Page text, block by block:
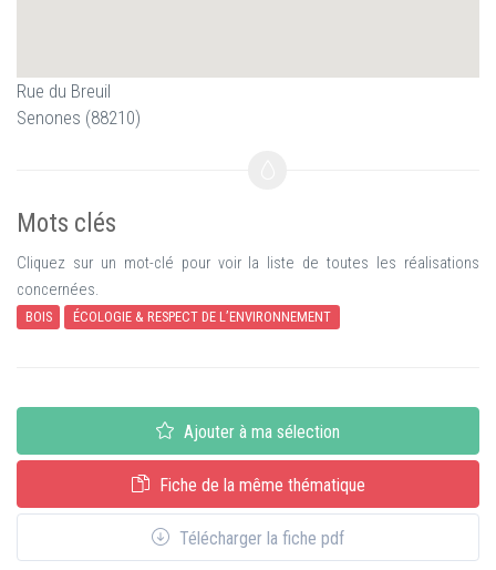
Rue du Breuil
Senones (88210)
Mots clés
Cliquez sur un mot-clé pour voir la liste de toutes les réalisations
concernées.
BOIS ÉCOLOGIE & RESPECT DE L’ENVIRONNEMENT
Ajouter à ma sélection
Fiche de la même thématique
Télécharger la fiche pdf